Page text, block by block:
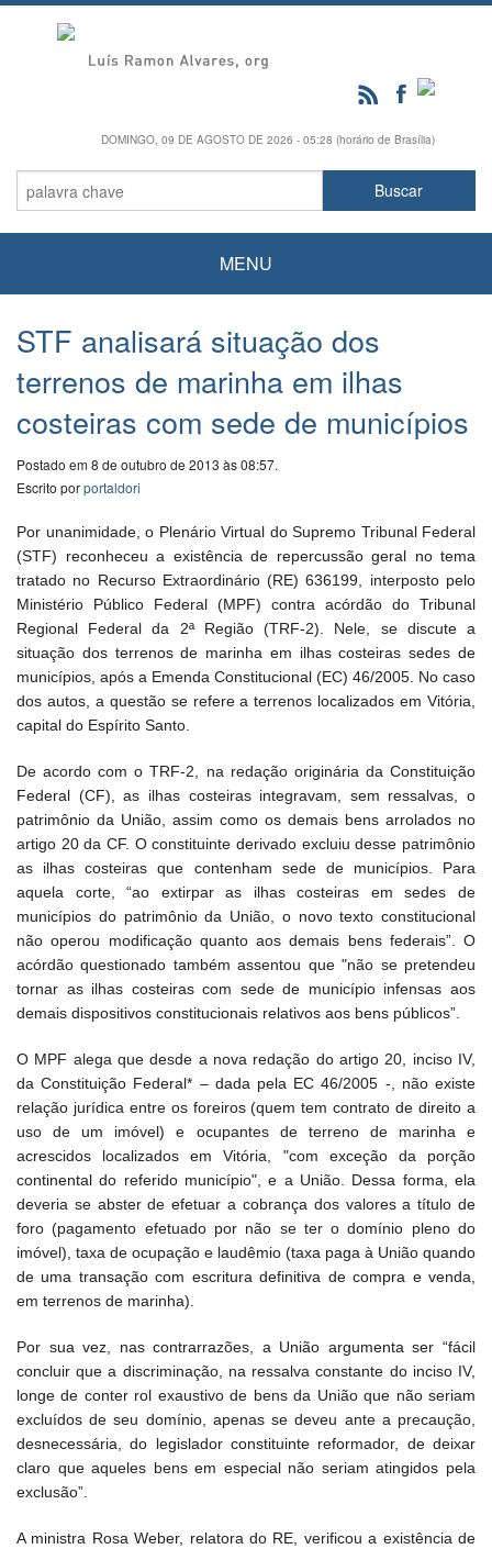
DOMINGO, 09 DE AGOSTO DE 2026 - 05:28 (horário de Brasília)
MENU
STF analisará situação dos
terrenos de marinha em ilhas
costeiras com sede de municípios
Postado em 8 de outubro de 2013 às 08:57.
Escrito porportaldori
Por unanimidade, o Plenário Virtual do Supremo Tribunal Federal
(STF) reconheceu a existência de repercussão geral no tema
tratado no Recurso Extraordinário (RE) 636199, interposto pelo
Ministério Público Federal (MPF) contra acórdão do Tribunal
Regional Federal da 2ª Região (TRF-2). Nele, se discute a
situação dos terrenos de marinha em ilhas costeiras sedes de
municípios, após a Emenda Constitucional (EC) 46/2005. No caso
dos autos, a questão se refere a terrenos localizados em Vitória,
capital do Espírito Santo.
De acordo com o TRF-2, na redação originária da Constituição
Federal (CF), as ilhas costeiras integravam, sem ressalvas, o
patrimônio da União, assim como os demais bens arrolados no
artigo 20 da CF. O constituinte derivado excluiu desse patrimônio
as ilhas costeiras que contenham sede de municípios. Para
aquela corte, “ao extirpar as ilhas costeiras em sedes de
municípios do patrimônio da União, o novo texto constitucional
não operou modificação quanto aos demais bens federais”. O
acórdão questionado também assentou que "não se pretendeu
tornar as ilhas costeiras com sede de município infensas aos
demais dispositivos constitucionais relativos aos bens públicos”.
O MPF alega que desde a nova redação do artigo 20, inciso IV,
da Constituição Federal* – dada pela EC 46/2005 -, não existe
relação jurídica entre os foreiros (quem tem contrato de direito a
uso de um imóvel) e ocupantes de terreno de marinha e
acrescidos localizados em Vitória, "com exceção da porção
continental do referido município", e a União. Dessa forma, ela
deveria se abster de efetuar a cobrança dos valores a título de
foro (pagamento efetuado por não se ter o domínio pleno do
imóvel), taxa de ocupação e laudêmio (taxa paga à União quando
de uma transação com escritura definitiva de compra e venda,
em terrenos de marinha).
Por sua vez, nas contrarrazões, a União argumenta ser “fácil
concluir que a discriminação, na ressalva constante do inciso IV,
longe de conter rol exaustivo de bens da União que não seriam
excluídos de seu domínio, apenas se deveu ante a precaução,
desnecessária, do legislador constituinte reformador, de deixar
claro que aqueles bens em especial não seriam atingidos pela
exclusão”.
A ministra Rosa Weber, relatora do RE, verificou a existência de